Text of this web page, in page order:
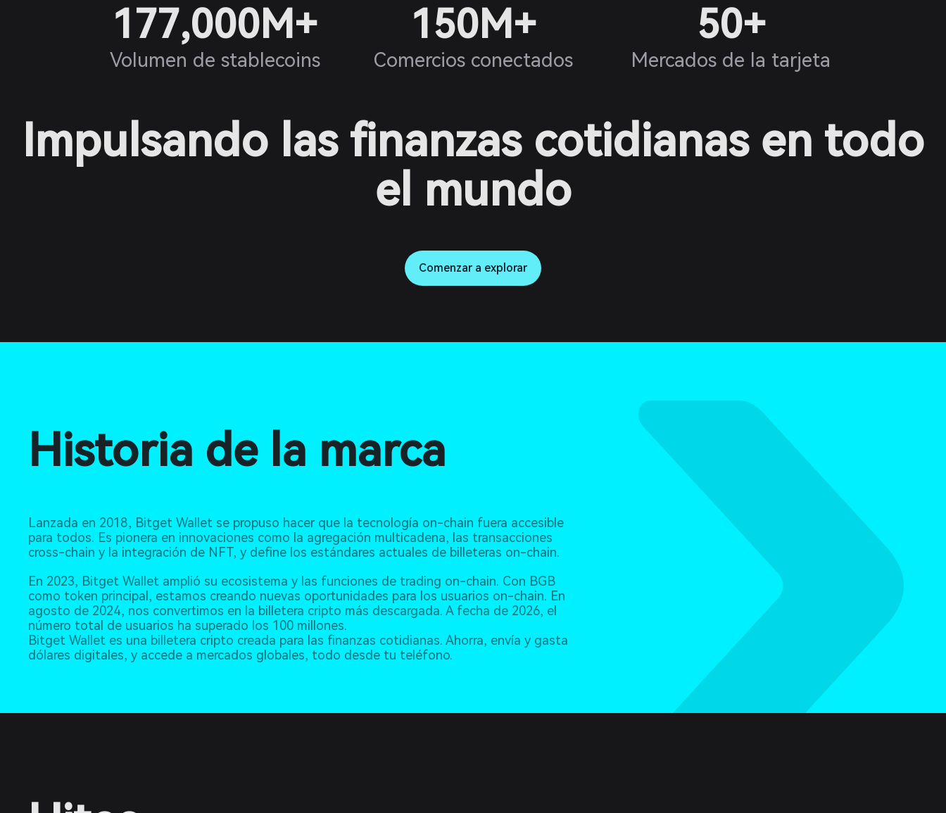
177,000M+
Volumen de stablecoins
150M+
Comercios conectados
50+
Mercados de la tarjeta
Impulsando las finanzas cotidianas en todo
el mundo
Comenzar a explorar
Historia de la marca
Lanzada en 2018, Bitget Wallet se propuso hacer que la tecnología on-chain fuera accesible
para todos. Es pionera en innovaciones como la agregación multicadena, las transacciones
cross-chain y la integración de NFT, y define los estándares actuales de billeteras on-chain.
En 2023, Bitget Wallet amplió su ecosistema y las funciones de trading on-chain. Con BGB
como token principal, estamos creando nuevas oportunidades para los usuarios on-chain. En
agosto de 2024, nos convertimos en la billetera cripto más descargada. A fecha de 2026, el
número total de usuarios ha superado los 100 millones.
Bitget Wallet es una billetera cripto creada para las finanzas cotidianas. Ahorra, envía y gasta
dólares digitales, y accede a mercados globales, todo desde tu teléfono.